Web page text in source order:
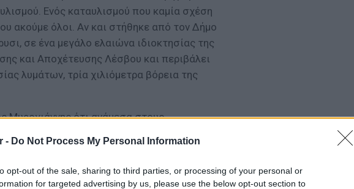
- Do Not Process My Personal Information
opt-out of the sale, sharing to third parties, or processing of your personal or
for targeted advertising by us, please use the below opt-out section to
Ενός καταυλισμού που καμία σχέση
ακούμε όλοι. Αν και στήθηκε από τον Δήμο
σε ένα μεγάλο ελαιώνα ιδιοκτησίας της
και Αποχέτευσης Λέσβου και περιβάλει
λυμάτων, τρία χιλιόμετρα βόρεια της
Μυρογιάννης ότι ανάμεσα στους
με μεσογειακή κουλτούρα για το
κυρίως, είχαν αρχίσει να μαζεύουν
τους ανάγκες. Έτσι γεννήθηκε
Όσοι ήθελαν δούλεψαν. Μεταφέραμε